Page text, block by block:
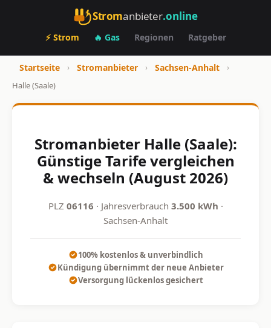
Stromanbieter.online
⚡ Strom 🔥 Gas Regionen Ratgeber
Startseite › Stromanbieter › Sachsen-Anhalt
›
Halle (Saale)
Stromanbieter Halle (Saale):
Günstige Tarife vergleichen
& wechseln (August 2026)
PLZ 06116 · Jahresverbrauch 3.500 kWh ·
Sachsen-Anhalt
100% kostenlos & unverbindlich
Kündigung übernimmt der neue Anbieter
Versorgung lückenlos gesichert